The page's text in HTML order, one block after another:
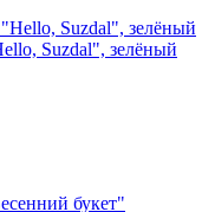
Suzdal", зелёный